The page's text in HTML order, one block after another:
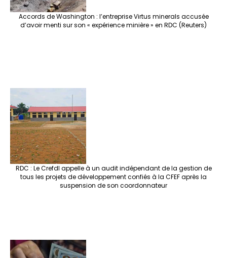
Accords de Washington : l’entreprise Virtus minerals accusée
d’avoir menti sur son « expérience minière » en RDC (Reuters)
RDC : Le Crefdl appelle à un audit indépendant de la gestion de
tous les projets de développement confiés à la CFEF après la
suspension de son coordonnateur